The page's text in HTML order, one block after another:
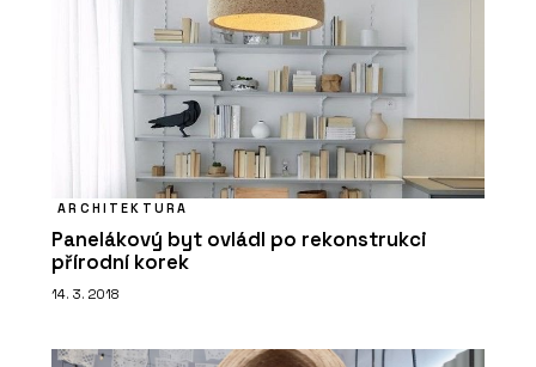
ARCHITEKTURA
Panelákový byt ovládl po rekonstrukci
přírodní korek
14. 3. 2018